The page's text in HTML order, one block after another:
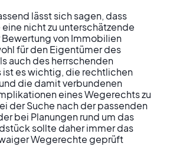
lässt sich sagen, dass
nicht zu unterschätzende
Bewertung von Immobilien
für den Eigentümer des
auch des herrschenden
ist es wichtig, die rechtlichen
die damit verbundenen
eines Wegerechts zu
der Suche nach der passenden
bei Planungen rund um das
sollte daher immer das
Wegerechte geprüft